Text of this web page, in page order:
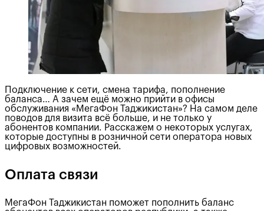
Подключение к сети, смена тарифа, пополнение
баланса… А зачем ещё можно прийти в офисы
обслуживания «МегаФон Таджикистан»? На самом деле
поводов для визита всё больше, и не только у
абонентов компании. Расскажем о некоторых услугах,
которые доступны в розничной сети оператора новых
цифровых возможностей.
Оплата связи
МегаФон Таджикистан поможет пополнить баланс